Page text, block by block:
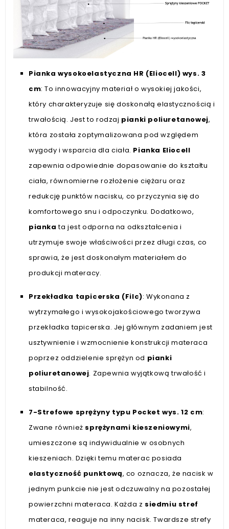
Pianka wysokoelastyczna HR (Eliocell) wys. 3
cm: To innowacyjny materiał o wysokiej jakości,
który charakteryzuje się doskonałą elastycznością i
trwałością. Jest to rodzaj pianki poliuretanowej,
która została zoptymalizowana pod względem
wygody i wsparcia dla ciała. Pianka Eliocell
zapewnia odpowiednie dopasowanie do kształtu
ciała, równomierne rozłożenie ciężaru oraz
redukcję punktów nacisku, co przyczynia się do
komfortowego snu i odpoczynku. Dodatkowo,
pianka ta jest odporna na odkształcenia i
utrzymuje swoje właściwości przez długi czas, co
sprawia, że jest doskonałym materiałem do
produkcji materacy.
Przekładka tapicerska (Filc): Wykonana z
wytrzymałego i wysokojakościowego tworzywa
przekładka tapicerska. Jej głównym zadaniem jest
usztywnienie i wzmocnienie konstrukcji materaca
poprzez oddzielenie sprężyn od pianki
poliuretanowej. Zapewnia wyjątkową trwałość i
stabilność.
7-Strefowe sprężyny typu Pocket wys. 12 cm:
Zwane również sprężynami kieszeniowymi,
umieszczone są indywidualnie w osobnych
kieszeniach. Dzięki temu materac posiada
elastyczność punktową, co oznacza, że nacisk w
jednym punkcie nie jest odczuwalny na pozostałej
powierzchni materaca. Każda z siedmiu stref
materaca, reaguje na inny nacisk. Twardsze strefy